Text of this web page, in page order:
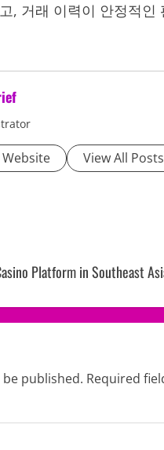
, 거래 이력이 안정적
View All Posts
Platform in Southeast
published. Required